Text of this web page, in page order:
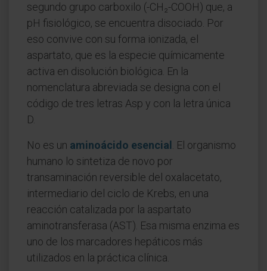
segundo grupo carboxilo (-CH₂-COOH) que, a
pH fisiológico, se encuentra disociado. Por
eso convive con su forma ionizada, el
aspartato, que es la especie químicamente
activa en disolución biológica. En la
nomenclatura abreviada se designa con el
código de tres letras Asp y con la letra única
D.
No es un aminoácido esencial
. El organismo
humano lo sintetiza de novo por
transaminación reversible del oxalacetato,
intermediario del ciclo de Krebs, en una
reacción catalizada por la aspartato
aminotransferasa (AST). Esa misma enzima es
uno de los marcadores hepáticos más
utilizados en la práctica clínica.